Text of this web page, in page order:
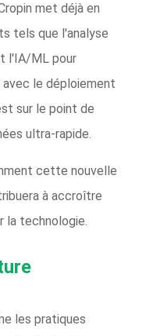
met déjà en
tels que l'analyse
l'IA/ML pour
avec le déploiement
sur le point de
ultra-rapide.
cette nouvelle
à accroître
la technologie.
les pratiques